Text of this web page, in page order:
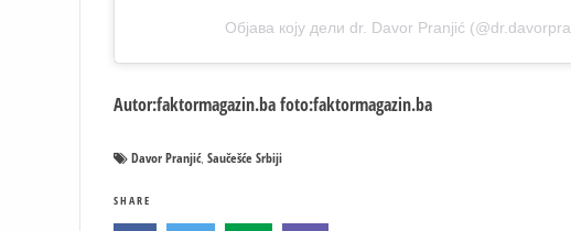
Објава коју дели dr. Davor Pranjić
Autor:faktormagazin.ba foto:faktormagazin.ba
Davor Pranjić, Saučešće Srbiji
SHARE